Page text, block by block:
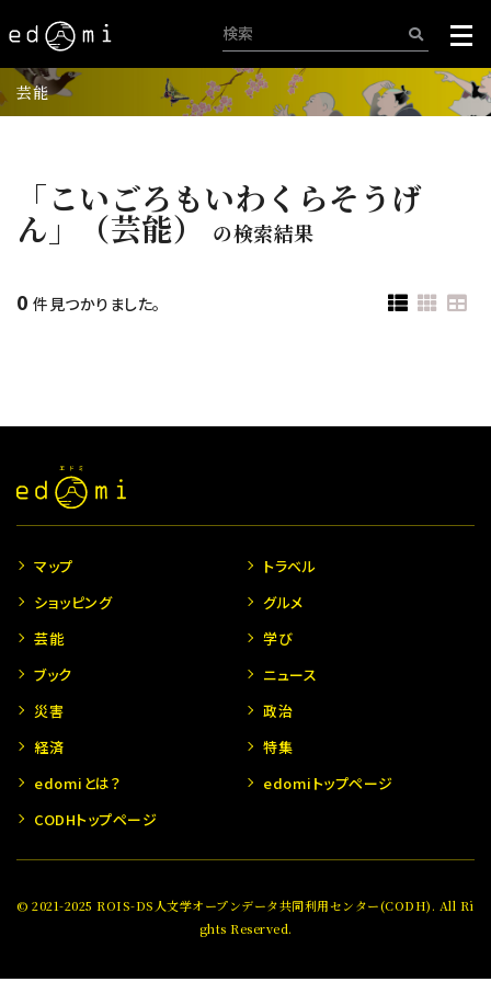
芸能
「こいごろもいわくらそうげ
ん」（芸能） の検索結果
0 件見つかりました。
マップ
トラベル
ショッピング
グルメ
芸能
学び
ブック
ニュース
災害
政治
経済
特集
edomiとは？
edomiトップページ
CODHトップページ
© 2021-2025 ROIS-DS人文学オープンデータ共同利用センター(CODH). All Ri
ghts Reserved.